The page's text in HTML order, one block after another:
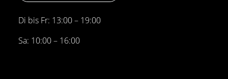
Di bis Fr: 13:00 – 19:00
Sa: 10:00 – 16:00